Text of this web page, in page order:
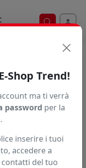
Ricerca
Shop Trend!
ma ti verrà
password per la
inserire i tuoi
accedere a
contatti del tuo